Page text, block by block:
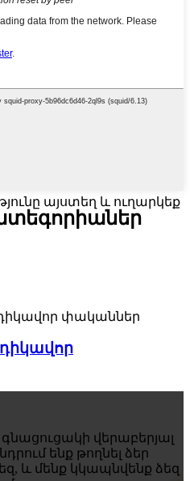
այստեղ և ուղարկեք
վերաբերյալ
ենք թողնել ձեր
և մենք կկապնվենք ձեզ